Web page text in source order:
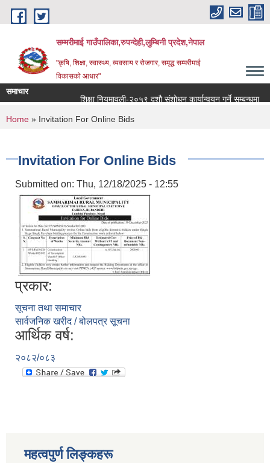
Skip to main content
सम्मरीमाई गाउँपालिका,रुपन्देही,लुम्बिनी प्रदेश,नेपाल
"कृषि, शिक्षा, स्वास्थ्य, व्यवसाय र रोजगार, समृद्ध सम्मरीमाई
विकासको आधार"
समाचार
शिक्षा नियमावली-२०५९ दशौ संशोधन कार्यान्वयन गर्ने सम्बन्धमा
You are here
Home » Invitation For Online Bids
Invitation For Online Bids
Submitted on: Thu, 12/18/2025 - 12:55
प्रकार:
सूचना तथा समाचार
सार्वजनिक खरीद / बोलपत्र सूचना
आर्थिक वर्ष:
२०८२/०८३
महत्वपुर्ण लिङ्कहरू